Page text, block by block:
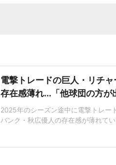
電撃トレードの巨人・リチ
存在感薄れ...「他球団の方が
2025年のシーズン途中に電撃トレー
バンク・秋広優人の存在感が薄れて
いリチャードはソフトバンク在籍時
いた長打力を評価され、秋広優人、